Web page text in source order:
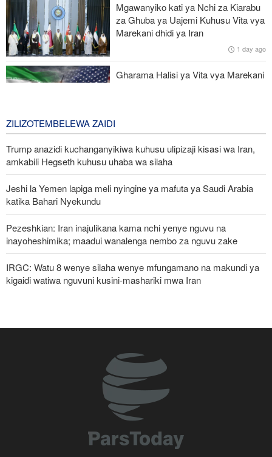
Tume ya kupambana na uhalifu wa kiuchumi Nigeria yafunga
akaunti za serikali ya jimbo
Taarifa ya nchi 8 za Kiarabu na Kiislamu yalaani jinai za Israel
Ghaza
Mgawanyiko kati ya Nchi za Kiarabu
za Ghuba ya Uajemi Kuhusu Vita vya
Marekani dhidi ya Iran
1 day ago
Gharama Halisi ya Vita vya Marekani
ZILIZOTEMBELEWA ZAIDI
Trump anazidi kuchanganyikiwa kuhusu ulipizaji kisasi wa Iran,
amkabili Hegseth kuhusu uhaba wa silaha
Jeshi la Yemen lapiga meli nyingine ya mafuta ya Saudi Arabia
katika Bahari Nyekundu
Pezeshkian: Iran inajulikana kama nchi yenye nguvu na
inayoheshimika; maadui wanalenga nembo za nguvu zake
IRGC: Watu 8 wenye silaha wenye mfungamano na makundi ya
kigaidi watiwa nguvuni kusini-mashariki mwa Iran
Malengo yanayofuatiliwa na Marekani katika kuzichochea nchi za
Kiarabu zikabiliane na Iran